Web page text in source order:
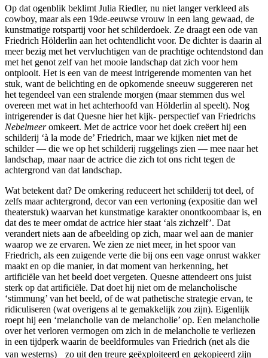
Op dat ogenblik beklimt Julia Riedler, nu niet langer verkleed als
cowboy, maar als een 19de-eeuwse vrouw in een lang gewaad, de
kunstmatige rotspartij voor het schilderdoek. Ze draagt een ode van
Friedrich Hölderlin aan het ochtendlicht voor. De dichter is daarin al
meer bezig met het vervluchtigen van de prachtige ochtendstond dan
met het genot zelf van het mooie landschap dat zich voor hem
ontplooit. Het is een van de meest intrigerende momenten van het
stuk, want de belichting en de opkomende sneeuw suggereren net
het tegendeel van een stralende morgen (maar stemmen dus wel
overeen met wat in het achterhoofd van Hölderlin al speelt). Nog
intrigerender is dat Quesne hier het kijk- perspectief van Friedrichs
Nebelmeeromkeert. Met de actrice voor het doek creëert hij een
schilderij ‘à la mode de’ Friedrich, maar we kijken niet met de
schilder — die we op het schilderij ruggelings zien — mee naar het
landschap, maar naar de actrice die zich tot ons richt tegen de
achtergrond van dat landschap.
Wat betekent dat? De omkering reduceert het schilderij tot deel, of
zelfs maar achtergrond, decor van een vertoning (expositie dan wel
theaterstuk) waarvan het kunstmatige karakter onontkoombaar is, en
dat des te meer omdat de actrice hier staat ‘als zichzelf’. Dat
verandert niets aan de afbeelding op zich, maar wel aan de manier
waarop we ze ervaren. We zien ze niet meer, in het spoor van
Friedrich, als een zuigende verte die bij ons een vage onrust wakker
maakt en op die manier, in dat moment van herkenning, het
artificiële van het beeld doet vergeten. Quesne attendeert ons juist
sterk op dat artificiële. Dat doet hij niet om de melancholische
‘stimmung’ van het beeld, of de wat pathetische strategie ervan, te
ridiculiseren (wat overigens al te gemakkelijk zou zijn). Eigenlijk
roept hij een ‘melancholie van de melancholie’ op. Een melancholie
over het verloren vermogen om zich in de melancholie te verliezen
in een tijdperk waarin de beeldformules van Friedrich (net als die
van westerns) zo uit den treure geëxploiteerd en gekopieerd zijn